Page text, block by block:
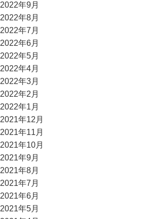
2022年9月
2022年8月
2022年7月
2022年6月
2022年5月
2022年4月
2022年3月
2022年2月
2022年1月
2021年12月
2021年11月
2021年10月
2021年9月
2021年8月
2021年7月
2021年6月
2021年5月